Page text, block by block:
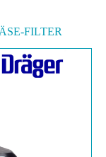
FILTER